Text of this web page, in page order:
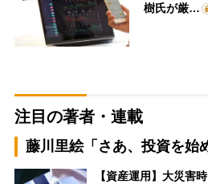
樹氏が厳…
注目の著者・連載
藤川里絵「さあ、投資を始
【資産運用】大災害